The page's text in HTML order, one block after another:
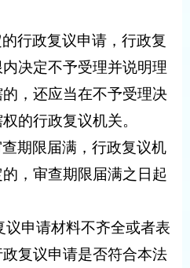
行政复议申请，行政复
决定不予受理并说明理
，还应当在不予受理决
的行政复议机关。
期限届满，行政复议机
，审查期限届满之日起
议申请材料不齐全或者表
复议申请是否符合本法